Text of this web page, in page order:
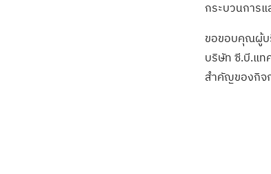
กระบวนการ
ขอขอบคุณผู้บ
บริษัท ซี.บี.แท
สำคัญของกิจ